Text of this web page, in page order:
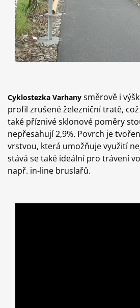
Cyklostezka Varhany směrově i
profil zrušené železniční tratě,
také příznivé sklonové poměry
nepřesahují 2,9%. Povrch je
vrstvou, která umožňuje využití
stává se také ideální pro trávení
např. in-line bruslařů.